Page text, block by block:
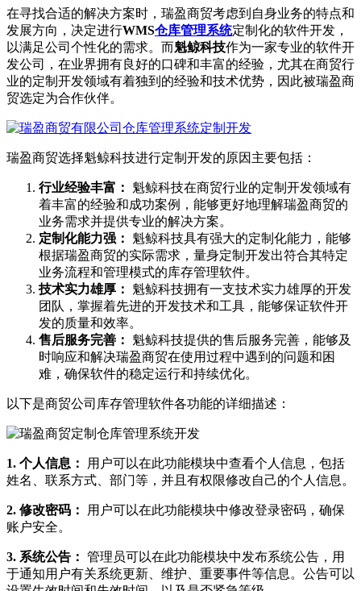
在寻找合适的解决方案时，瑞盈商贸考虑到自身业务的特点和
发展方向，决定进行WMS仓库管理系统定制化的软件开发，
以满足公司个性化的需求。而魁鲸科技作为一家专业的软件开
发公司，在业界拥有良好的口碑和丰富的经验，尤其在商贸行
业的定制开发领域有着独到的经验和技术优势，因此被瑞盈商
贸选定为合作伙伴。
瑞盈商贸选择魁鲸科技进行定制开发的原因主要包括：
行业经验丰富：
魁鲸科技在商贸行业的定制开发领域有
着丰富的经验和成功案例，能够更好地理解瑞盈商贸的
业务需求并提供专业的解决方案。
定制化能力强：
魁鲸科技具有强大的定制化能力，能够
根据瑞盈商贸的实际需求，量身定制开发出符合其特定
业务流程和管理模式的库存管理软件。
技术实力雄厚：
魁鲸科技拥有一支技术实力雄厚的开发
团队，掌握着先进的开发技术和工具，能够保证软件开
发的质量和效率。
售后服务完善：
魁鲸科技提供的售后服务完善，能够及
时响应和解决瑞盈商贸在使用过程中遇到的问题和困
难，确保软件的稳定运行和持续优化。
以下是商贸公司库存管理软件各功能的详细描述：
1. 个人信息：
用户可以在此功能模块中查看个人信息，包括
姓名、联系方式、部门等，并且有权限修改自己的个人信息。
2. 修改密码：
用户可以在此功能模块中修改登录密码，确保
账户安全。
3. 系统公告： 管理员可以在此功能模块中发布系统公告，用
于通知用户有关系统更新、维护、重要事件等信息。公告可以